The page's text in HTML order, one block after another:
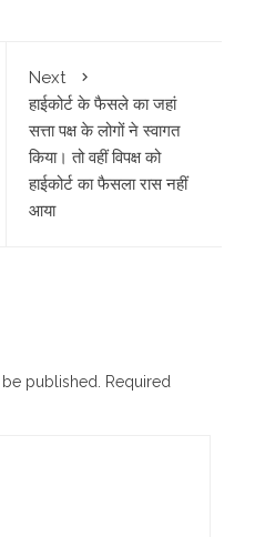
Next
हाईकोर्ट के फैसले का जहां
सत्ता पक्ष के लोगों ने स्वागत
किया। तो वहीं विपक्ष को
हाईकोर्ट का फैसला रास नहीं
आया
published.
Required